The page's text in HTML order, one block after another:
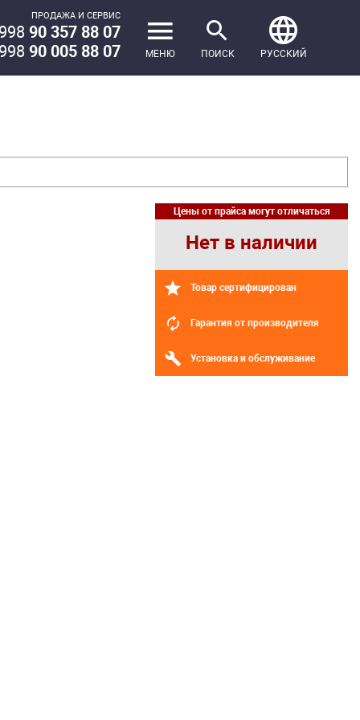
ПРОДАЖА И СЕРВИС
90 357 88 07
90 005 88 07 МЕНЮ ПОИСК РУССКИЙ
Цены от прайса могут отличаться
Нет в наличии
Товар сертифицирован
Гарантия от производителя
Установка и обслуживание